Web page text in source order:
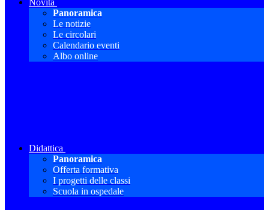
Novità
Panoramica
Le notizie
Le circolari
Calendario eventi
Albo online
Didattica
Panoramica
Offerta formativa
I progetti delle classi
Scuola in ospedale